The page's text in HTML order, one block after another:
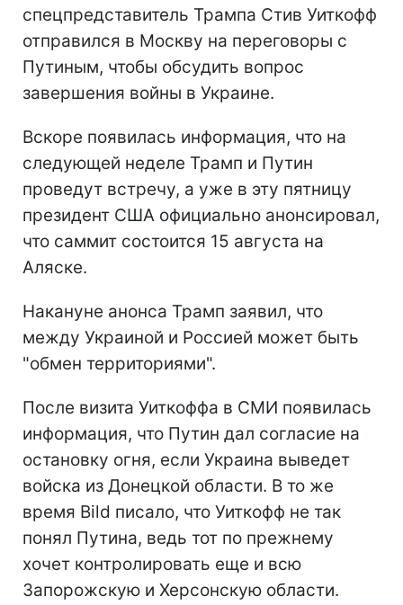
спецпредставитель Трампа Стив Уиткофф
отправился в Москву на переговоры с
Путиным, чтобы обсудить вопрос
завершения войны в Украине.
Вскоре появилась информация, что на
следующей неделе Трамп и Путин
проведут встречу, а уже в эту пятницу
президент США официально анонсировал,
что саммит состоится 15 августа на
Аляске.
Накануне анонса Трамп заявил, что
между Украиной и Россией может быть
"обмен территориями".
После визита Уиткоффа в СМИ появилась
информация, что Путин дал согласие на
остановку огня, если Украина выведет
войска из Донецкой области. В то же
время Bild писало, что Уиткофф не так
понял Путина, ведь тот по прежнему
хочет контролировать еще и всю
Запорожскую и Херсонскую области.